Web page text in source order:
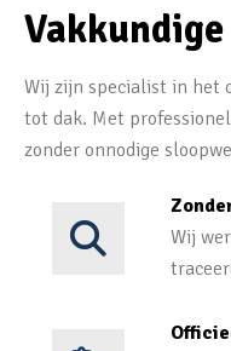
Wij zijn specialist in het
tot dak. Met
zonder onnodige
Wij